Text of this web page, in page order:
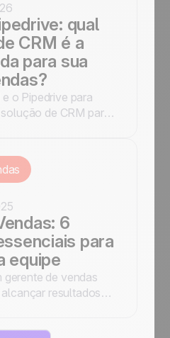
qual
CRM é a
para sua
o Pipedrive para
de CRM para
tomar uma decisão
6
para
equipe
de vendas
resultados